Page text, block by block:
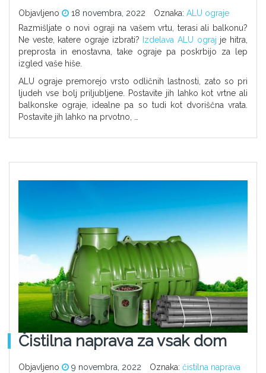
Objavljeno 18 novembra, 2022 Oznaka: ALU ograje
Razmišljate o novi ograji na vašem vrtu, terasi ali balkonu?
Ne veste, katere ograje izbrati?
Izdelava ALU ograj je hitra,
preprosta in enostavna, take ograje pa poskrbijo za lep
izgled vaše hiše.
ALU ograje premorejo vrsto odličnih lastnosti, zato so pri
ljudeh vse bolj priljubljene. Postavite jih lahko kot vrtne ali
balkonske ograje, idealne pa so tudi kot dvoriščna vrata.
Postavite jih lahko na prvotno, …
Čistilna naprava za vsak dom
Objavljeno 9 novembra, 2022 Oznaka: čistilna naprava